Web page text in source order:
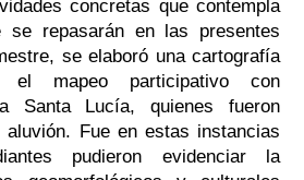
concretas que contempla
repasarán en las presentes
se elaboró una cartografía
el mapeo participativo con
Santa Lucía, quienes fueron
Fue en estas instancias
pudieron evidenciar la